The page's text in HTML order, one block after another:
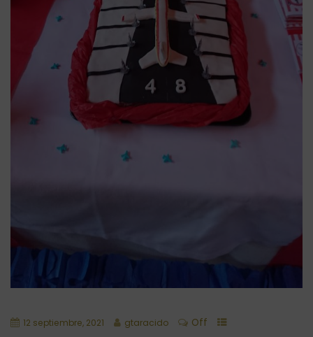
12 septiembre, 2021 gtaracido Off